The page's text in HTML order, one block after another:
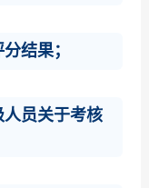
结果；
员关于考核